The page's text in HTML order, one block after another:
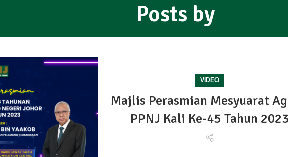
Posts by
VIDEO
Majlis Perasmian Mesyuarat
PPNJ Kali Ke-45 Tahun 2023